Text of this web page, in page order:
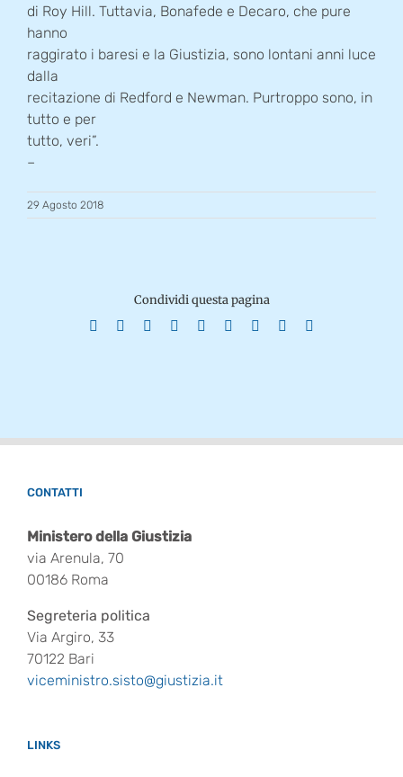
di Roy Hill. Tuttavia, Bonafede e Decaro, che pure
hanno
raggirato i baresi e la Giustizia, sono lontani anni luce
dalla
recitazione di Redford e Newman. Purtroppo sono, in
tutto e per
tutto, veri”.
–
29 Agosto 2018
Condividi questa pagina
Facebook Reddit LinkedInWhatsApp
TumblrPinterest
CONTATTI
Ministero della Giustizia
via Arenula, 70
00186 Roma
Segreteria politica
Via Argiro, 33
70122 Bari
viceministro.sisto@giustizia.it
LINKS